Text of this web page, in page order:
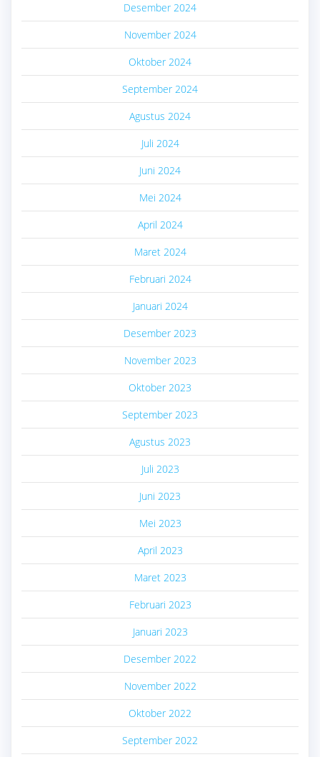
Desember 2024
November 2024
Oktober 2024
September 2024
Agustus 2024
Juli 2024
Juni 2024
Mei 2024
April 2024
Maret 2024
Februari 2024
Januari 2024
Desember 2023
November 2023
Oktober 2023
September 2023
Agustus 2023
Juli 2023
Juni 2023
Mei 2023
April 2023
Maret 2023
Februari 2023
Januari 2023
Desember 2022
November 2022
Oktober 2022
September 2022